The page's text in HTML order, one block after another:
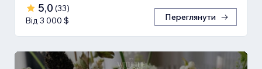
5,0 (33)
Від 3 000 $
Переглянути